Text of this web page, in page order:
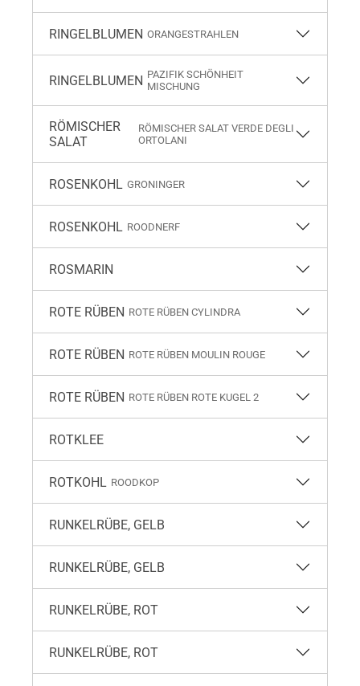
RINGELBLUMEN ORANGESTRAHLEN
RINGELBLUMEN PAZIFIK SCHÖNHEIT
MISCHUNG
RÖMISCHER
SALAT
RÖMISCHER SALAT VERDE DEGLI
ORTOLANI
ROSENKOHL GRONINGER
ROSENKOHL ROODNERF
ROSMARIN
ROTE RÜBEN ROTE RÜBEN CYLINDRA
ROTE RÜBEN ROTE RÜBEN MOULIN ROUGE
ROTE RÜBEN ROTE RÜBEN ROTE KUGEL 2
ROTKLEE
ROTKOHL ROODKOP
RUNKELRÜBE, GELB
RUNKELRÜBE, GELB
RUNKELRÜBE, ROT
RUNKELRÜBE, ROT